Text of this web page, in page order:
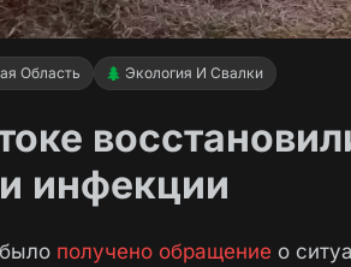
Область Экология И Свалки
инфекции
получено обращение о